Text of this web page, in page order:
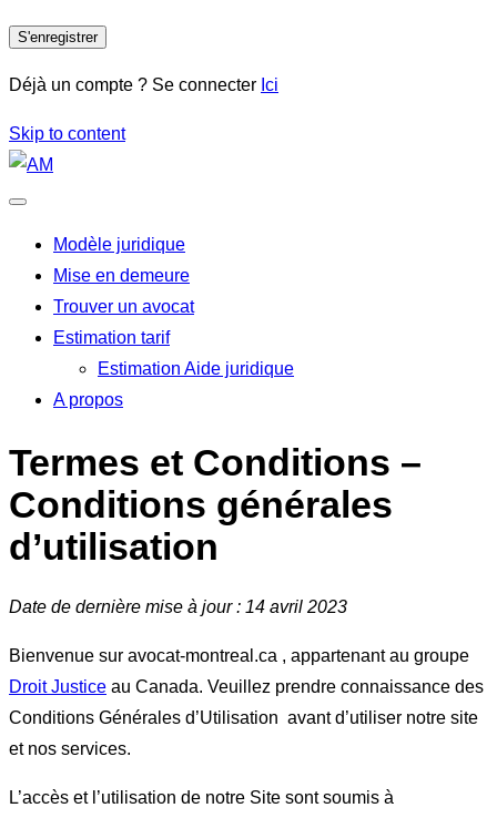
S'enregistrer
Déjà un compte ? Se connecter Ici
Skip to content
Modèle juridique
Mise en demeure
Trouver un avocat
Estimation tarif
Estimation Aide juridique
A propos
Termes et Conditions –
Conditions générales
d’utilisation
Date de dernière mise à jour : 14 avril 2023
Bienvenue sur avocat-montreal.ca , appartenant au groupe
Droit Justice au Canada. Veuillez prendre connaissance des
Conditions Générales d’Utilisation avant d’utiliser notre site
et nos services.
L’accès et l’utilisation de notre Site sont soumis à